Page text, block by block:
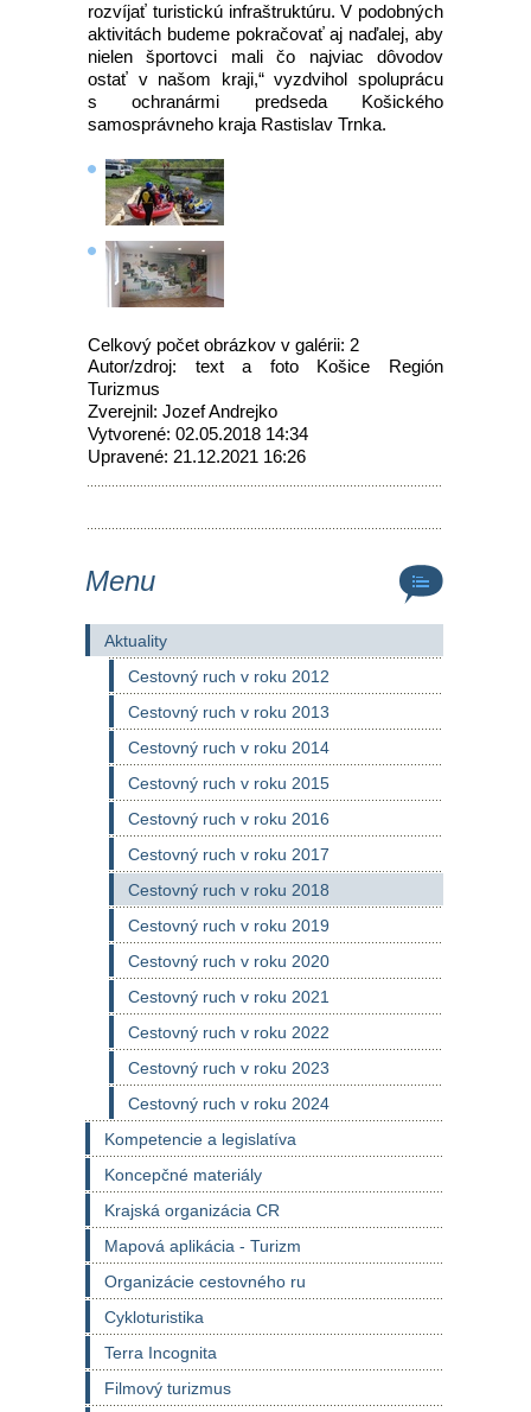
rozvíjať turistickú infraštruktúru. V podobných
aktivitách budeme pokračovať aj naďalej, aby
nielen športovci mali čo najviac dôvodov
ostať v našom kraji,“ vyzdvihol spoluprácu
s ochranármi predseda Košického
samosprávneho kraja Rastislav Trnka.
Celkový počet obrázkov v galérii: 2
Autor/zdroj: text a foto Košice Región
Turizmus
Zverejnil: Jozef Andrejko
Vytvorené: 02.05.2018 14:34
Upravené: 21.12.2021 16:26
Menu
Aktuality
Cestovný ruch v roku 2012
Cestovný ruch v roku 2013
Cestovný ruch v roku 2014
Cestovný ruch v roku 2015
Cestovný ruch v roku 2016
Cestovný ruch v roku 2017
Cestovný ruch v roku 2018
Cestovný ruch v roku 2019
Cestovný ruch v roku 2020
Cestovný ruch v roku 2021
Cestovný ruch v roku 2022
Cestovný ruch v roku 2023
Cestovný ruch v roku 2024
Kompetencie a legislatíva
Koncepčné materiály
Krajská organizácia CR
Mapová aplikácia - Turizm
Organizácie cestovného ru
Cykloturistika
Terra Incognita
Filmový turizmus